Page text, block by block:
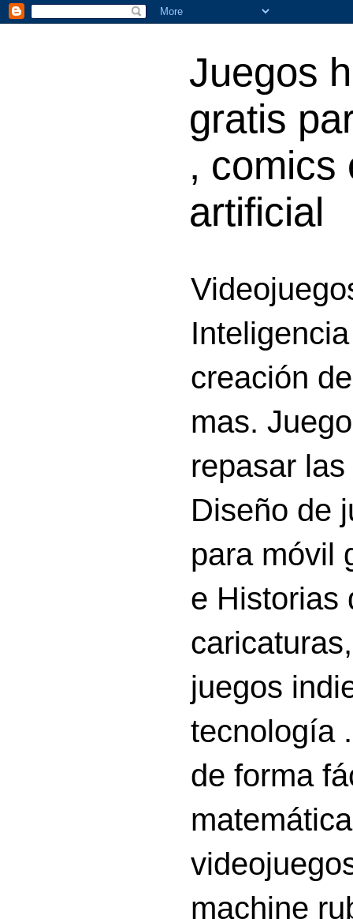
Juegos
gratis
, comics
artificial
creación
mas.
repasar
Diseño de
para móvil
e Historias
juegos
tecnología
de forma
machine